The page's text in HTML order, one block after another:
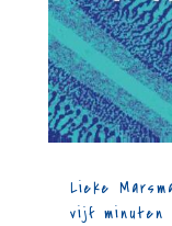
Lieke
vijf minuten